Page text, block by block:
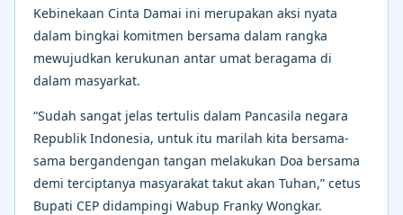
Kebinekaan Cinta Damai ini merupakan aksi nyata
dalam bingkai komitmen bersama dalam rangka
mewujudkan kerukunan antar umat beragama di
dalam masyarkat.
“Sudah sangat jelas tertulis dalam Pancasila negara
Republik Indonesia, untuk itu marilah kita bersama-
sama bergandengan tangan melakukan Doa bersama
demi terciptanya masyarakat takut akan Tuhan,” cetus
Bupati CEP didampingi Wabup Franky Wongkar.